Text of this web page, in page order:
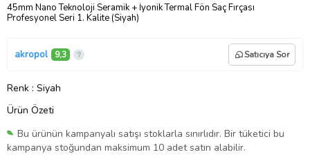
45mm Nano Teknoloji Seramik + İyonik Termal Fön Saç Fırçası
Profesyonel Seri 1. Kalite (Siyah)
akropol 9,3 Satıcıya Sor
Renk : Siyah
Ürün Özeti
Bu ürünün kampanyalı satışı stoklarla sınırlıdır. Bir tüketici bu
kampanya stoğundan maksimum 10 adet satın alabilir.